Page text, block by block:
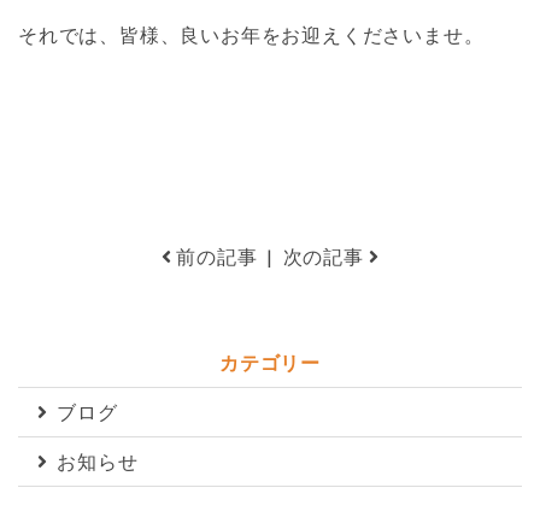
それでは、皆様、良いお年をお迎えくださいませ。
前の記事 | 次の記事
カテゴリー
ブログ
お知らせ